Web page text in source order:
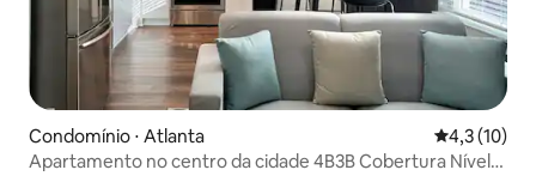
Condomínio ⋅ Atlanta 4,3 de uma
4,3 (10)
Apartamento no centro da cidade 4B3B Cobertura Nível